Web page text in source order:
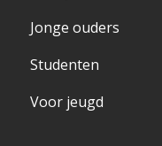
Jonge ouders
Studenten
Voor jeugd